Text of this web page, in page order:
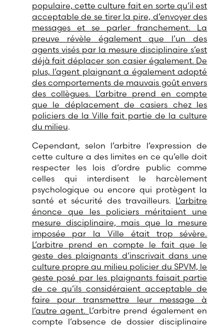
populaire, cette culture fait en sorte qu’il est
acceptable de se tirer la pire, d’envoyer des
messages et se parler franchement. La
preuve révèle également que l’un des
agents visés par la mesure disciplinaire s’est
déjà fait déplacer son casier également. De
plus, l’agent plaignant a également adopté
des comportements de mauvais goût envers
des collègues. L’arbitre prend en compte
que le déplacement de casiers chez les
policiers de la Ville fait partie de la culture
du milieu.
Cependant, selon l’arbitre l’expression de
cette culture a des limites en ce qu’elle doit
respecter les lois d’ordre public comme
celles qui interdisent le harcèlement
psychologique ou encore qui protègent la
santé et sécurité des travailleurs. L’arbitre
énonce que les policiers méritaient une
mesure disciplinaire, mais que la mesure
imposée par la Ville était trop sévère.
L’arbitre prend en compte le fait que le
geste des plaignants d’inscrivait dans une
culture propre au milieu policier du SPVM, le
geste posé par les plaignants faisait partie
de ce qu’ils considéraient acceptable de
faire pour transmettre leur message à
l’autre agent. L’arbitre prend également en
compte l’absence de dossier disciplinaire